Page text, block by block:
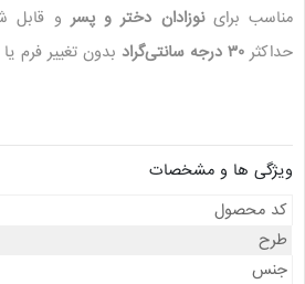
مناسب براینوزادان دختر و پسر و قابل
حداکثر ۳۰ درجه سانتی‌گراد بدون تغییر فرم
ویژگی ها و مشخصات
کد محصول
طرح
جنس